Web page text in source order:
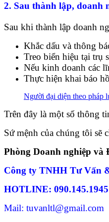
2. Sau thành lập, doanh
Sau khi thành lập doanh
Khắc dấu và thông
Treo biển hiệu tại trụ
Nếu kinh doanh các
Thực hiện khai báo
Người đại diện theo pháp
Trên đây là một số thông
Sứ mệnh của chúng tôi sẽ
Phòng Doanh nghiệp và
Công ty TNHH Tư Vấn
HOTLINE: 090.145.1945
Mail: tuvanltl@gmail.com